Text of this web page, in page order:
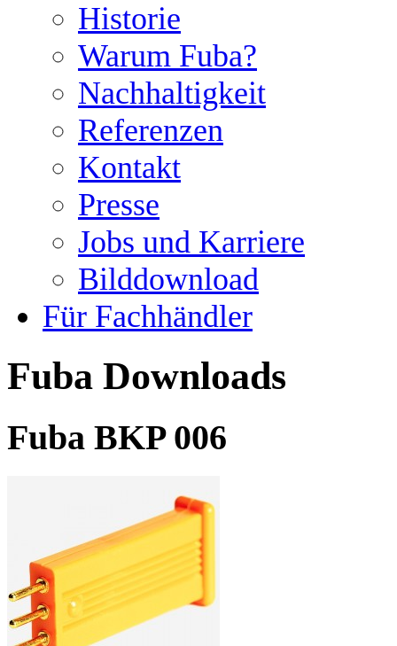
Historie
Warum Fuba?
Nachhaltigkeit
Referenzen
Kontakt
Presse
Jobs und Karriere
Bilddownload
Für Fachhändler
Fuba Downloads
Fuba BKP 006